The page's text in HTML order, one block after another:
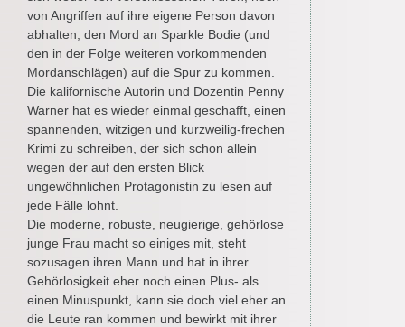
von Angriffen auf ihre eigene Person davon
abhalten, den Mord an Sparkle Bodie (und
den in der Folge weiteren vorkommenden
Mordanschlägen) auf die Spur zu kommen.
Die kalifornische Autorin und Dozentin Penny
Warner hat es wieder einmal geschafft, einen
spannenden, witzigen und kurzweilig-frechen
Krimi zu schreiben, der sich schon allein
wegen der auf den ersten Blick
ungewöhnlichen Protagonistin zu lesen auf
jede Fälle lohnt.
Die moderne, robuste, neugierige, gehörlose
junge Frau macht so einiges mit, steht
sozusagen ihren Mann und hat in ihrer
Gehörlosigkeit eher noch einen Plus- als
einen Minuspunkt, kann sie doch viel eher an
die Leute ran kommen und bewirkt mit ihrer